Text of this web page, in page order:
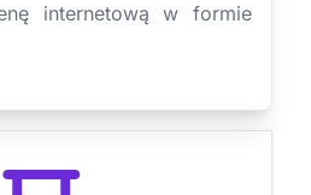
internetową w formie